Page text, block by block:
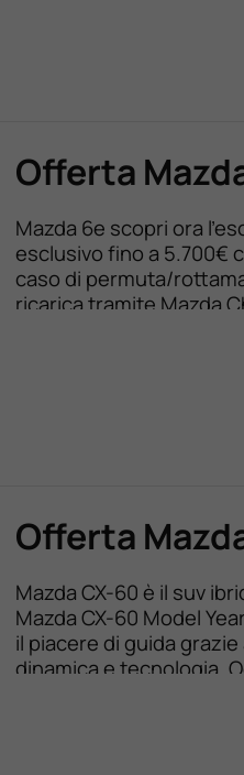
Offerta
Mazda 6e scopri ora
esclusivo fino a 5.700€
caso di permuta/
ricarica tramite Mazda
Offerta
Mazda CX-60 è il suv
Mazda CX-60 Model
il piacere di guida
dinamica e tecnologia.